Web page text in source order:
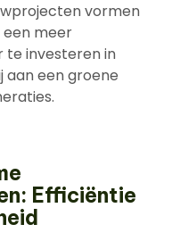
vormen
meer
te investeren in
aan een groene
Efficiëntie